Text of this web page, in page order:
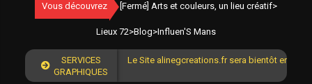
Vous découvrez [Fermé] Arts et couleurs, un lieu créatif>
Lieux 72>Blog>Influen'S Mans
SERVICES
GRAPHIQUES
Le Site alinegcreations.fr sera bientôt en